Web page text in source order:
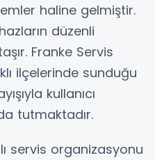
haline gelmiştir.
düzenli
Franke Servis
ilçelerinde sunduğu
kullanıcı
tutmaktadır.
servis organizasyonu